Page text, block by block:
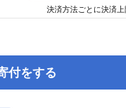
付をする
決済方法ごとに決済上